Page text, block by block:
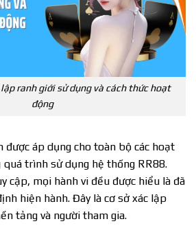
ranh giới sử dụng và cách thức hoạt
động
áp dụng cho toàn bộ các hoạt
trình sử dụng hệ thống RR88.
cập, mọi hành vi đều được hiểu là đã
hiện hành. Đây là cơ sở xác lập
tảng và người tham gia.